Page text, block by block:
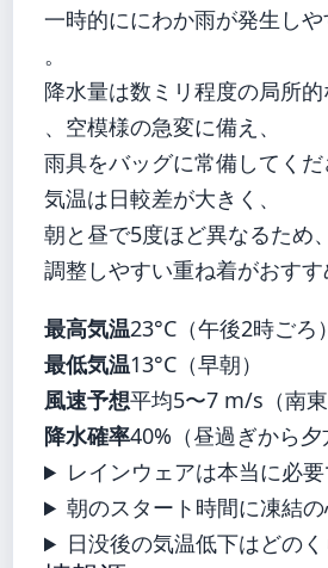
一時的ににわか雨が発生し
。
降水量は数ミリ程度の局所
、空模様の急変に備え、
雨具をバッグに常備してくだ
気温は日較差が大きく、
朝と昼で5度ほど異なるため、
調整しやすい重ね着がおすす
最高気温23°C（午後2時ごろ）
最低気温13°C（早朝）
風速予想平均5〜7 m/s（南東
降水確率40%（昼過ぎから夕
レインウェアは本当に必要
朝のスタート時間に凍結の
日没後の気温低下はどのく